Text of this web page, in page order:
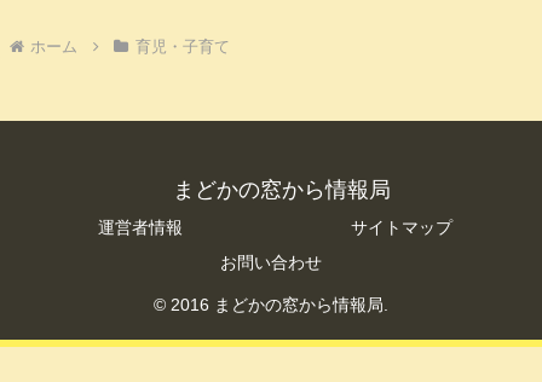
ホーム 育児・子育て
まどかの窓から情報局
運営者情報
サイトマップ
お問い合わせ
© 2016 まどかの窓から情報局.